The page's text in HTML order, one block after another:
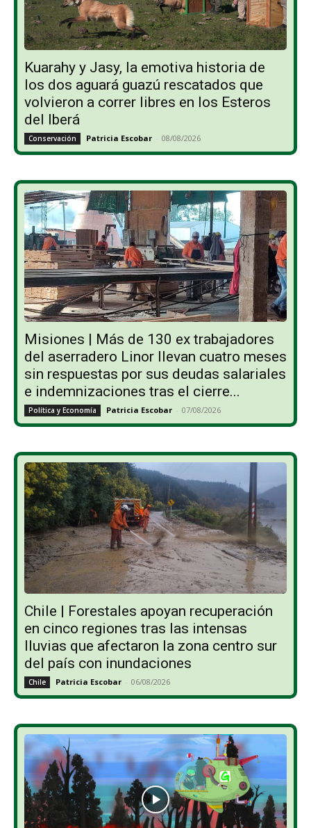
Kuarahy y Jasy, la emotiva historia de
los dos aguará guazú rescatados que
volvieron a correr libres en los Esteros
del Iberá
Conservación Patricia Escobar - 08/08/2026
Misiones | Más de 130 ex trabajadores
del aserradero Linor llevan cuatro meses
sin respuestas por sus deudas salariales
e indemnizaciones tras el cierre...
Política y Economía Patricia Escobar - 07/08/2026
Chile | Forestales apoyan recuperación
en cinco regiones tras las intensas
lluvias que afectaron la zona centro sur
del país con inundaciones
Chile Patricia Escobar - 06/08/2026